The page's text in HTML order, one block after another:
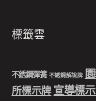
標籤雲
不銹鋼彈簧 不銹鋼解說牌
所標示牌 宣導標